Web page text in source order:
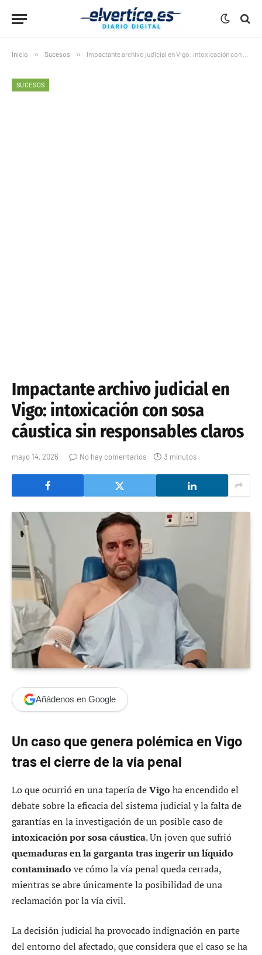
Inicio » Sucesos » Impactante archivo judicial en Vigo: intoxicación con sosa cáustica sin responsables claros
SUCESOS
Impactante archivo judicial en
Vigo: intoxicación con sosa
cáustica sin responsables claros
mayo 14, 2026 No hay comentarios 3 minutos
Añádenos en Google
Un caso que genera polémica en Vigo
tras el cierre de la vía penal
Lo que ocurrió en una tapería deVigo ha encendido el
debate sobre la eficacia del sistema judicial y la falta de
garantías en la investigación de un posible caso de
intoxicación por sosa cáustica. Un joven que sufrió
quemaduras en la garganta tras ingerir un líquido
contaminado ve cómo la vía penal queda cerrada,
mientras se abre únicamente la posibilidad de una
reclamación por la vía civil.
La decisión judicial ha provocado indignación en parte
del entorno del afectado, que considera que el caso se ha